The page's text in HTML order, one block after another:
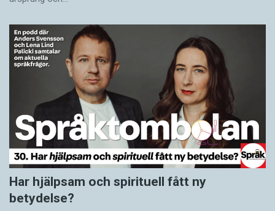
Har hjälpsam och spirituell fått ny
betydelse?